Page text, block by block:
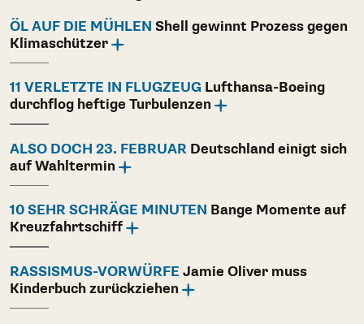
ÖL AUF DIE MÜHLEN Shell gewinnt Prozess gegen
Klimaschützer
11 VERLETZTE IN FLUGZEUG Lufthansa-Boeing
durchflog heftige Turbulenzen
ALSO DOCH 23. FEBRUAR Deutschland einigt sich
auf Wahltermin
10 SEHR SCHRÄGE MINUTEN Bange Momente auf
Kreuzfahrtschiff
RASSISMUS-VORWÜRFE Jamie Oliver muss
Kinderbuch zurückziehen